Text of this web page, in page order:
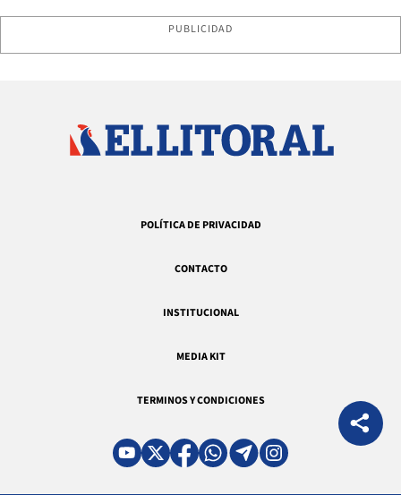
PUBLICIDAD
POLÍTICA DE PRIVACIDAD
CONTACTO
INSTITUCIONAL
MEDIA KIT
TERMINOS Y CONDICIONES